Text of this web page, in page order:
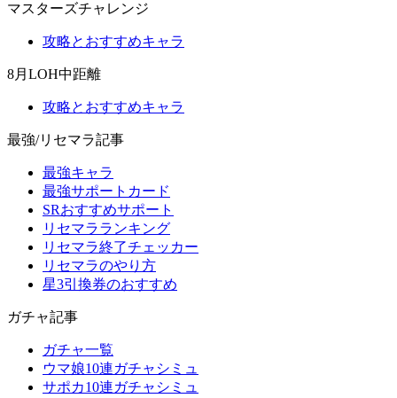
マスターズチャレンジ
攻略とおすすめキャラ
8月LOH中距離
攻略とおすすめキャラ
最強/リセマラ記事
最強キャラ
最強サポートカード
SRおすすめサポート
リセマラランキング
リセマラ終了チェッカー
リセマラのやり方
星3引換券のおすすめ
ガチャ記事
ガチャ一覧
ウマ娘10連ガチャシミュ
サポカ10連ガチャシミュ